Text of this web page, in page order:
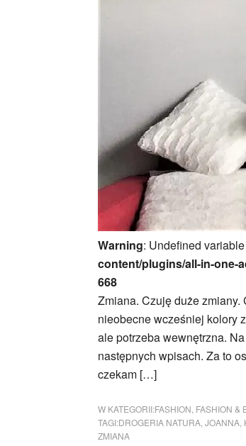
Warning: Undefined
content/plugins/all-in-one-
668
Zmiana. Czuję duże
nieobecne wcześniej kolory
ale potrzeba wewnętrzna.
następnych wpisach. Za to
czekam […]
W KATEGORII:FASHION FASHION &
TAGI:DROGERIA NATURA JOANNA
ZMIANA